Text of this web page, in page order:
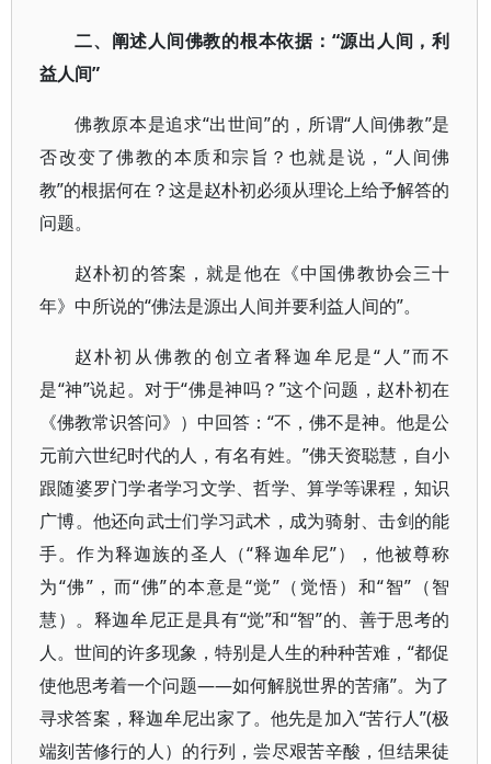
二、阐述人间佛教的根本依据：“源出人间，利
益人间”
佛教原本是追求“出世间”的，所谓“人间佛教”是
否改变了佛教的本质和宗旨？也就是说，“人间佛
教”的根据何在？这是赵朴初必须从理论上给予解答的
问题。
赵朴初的答案，就是他在《中国佛教协会三十
年》中所说的“佛法是源出人间并要利益人间的”。
赵朴初从佛教的创立者释迦牟尼是“人”而不
是“神”说起。对于“佛是神吗？”这个问题，赵朴初在
《佛教常识答问》）中回答：“不，佛不是神。他是公
元前六世纪时代的人，有名有姓。”佛天资聪慧，自小
跟随婆罗门学者学习文学、哲学、算学等课程，知识
广博。他还向武士们学习武术，成为骑射、击剑的能
手。作为释迦族的圣人（“释迦牟尼”），他被尊称
为“佛”，而“佛”的本意是“觉”（觉悟）和“智”（智
慧）。释迦牟尼正是具有“觉”和“智”的、善于思考的
人。世间的许多现象，特别是人生的种种苦难，“都促
使他思考着一个问题——如何解脱世界的苦痛”。为了
寻求答案，释迦牟尼出家了。他先是加入“苦行人”(极
端刻苦修行的人）的行列，尝尽艰苦辛酸，但结果徒